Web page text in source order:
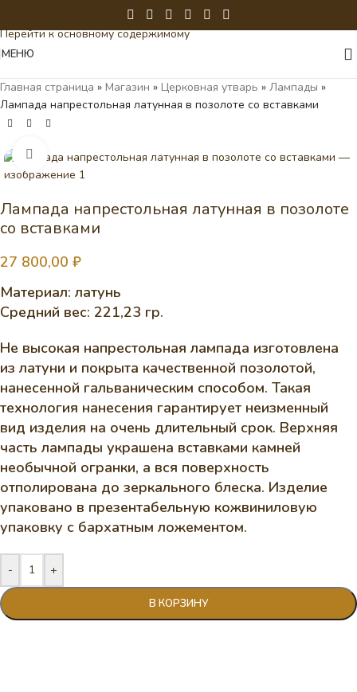
Перейти к основному содержимому
МЕНЮ
Главная страница » Магазин » Церковная утварь » Лампады »
Лампада напрестольная латунная в позолоте со вставками
Нажмите, чтобы увеличить
Лампада напрестольная латунная в позолоте
со вставками
27 800,00 ₽
Материал: латунь
Средний вес: 221,23 гр.
Не высокая напрестольная лампада изготовлена
из латуни и покрыта качественной позолотой,
нанесенной гальваническим способом. Такая
технология нанесения гарантирует неизменный
вид изделия на очень длительный срок. Верхняя
часть лампады украшена вставками камней
необычной огранки, а вся поверхность
отполирована до зеркального блеска. Изделие
упаковано в презентабельную кожвиниловую
упаковку с бархатным ложементом.
- +
В КОРЗИНУ